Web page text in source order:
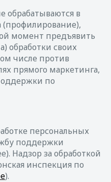
обрабатываются в
(профилирование),
момент предъявить
обработки своих
числе против
прямого маркетинга,
по
персональных
поддержки
Надзор за обработкой
инспекция по
).